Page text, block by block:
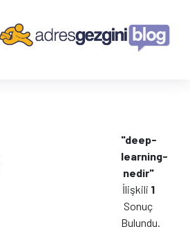
"deep-
learning-
nedir"
İlişkili 1
Sonuç
Bulundu.